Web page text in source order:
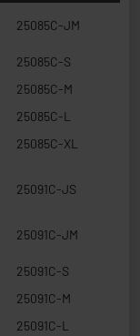
25085C-JM
25085C-S
25085C-M
25085C-L
25085C-XL
25091C-JS
25091C-JM
25091C-S
25091C-M
25091C-L